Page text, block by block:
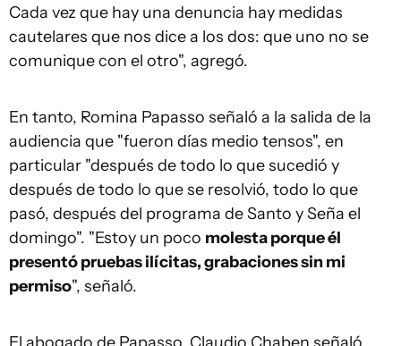
Cada vez que hay una denuncia hay medidas
cautelares que nos dice a los dos: que uno no se
comunique con el otro", agregó.
En tanto, Romina Papasso señaló a la salida de la
audiencia que "fueron días medio tensos", en
particular "después de todo lo que sucedió y
después de todo lo que se resolvió, todo lo que
pasó, después del programa de Santo y Seña el
domingo". "Estoy un poco molesta porque él
presentó pruebas ilícitas, grabaciones sin mi
permiso", señaló.